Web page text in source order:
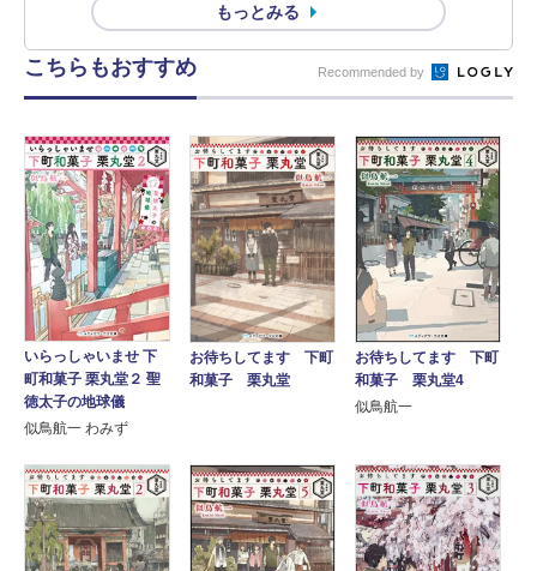
もっとみる
こちらもおすすめ Recommended by
いらっしゃいませ 下
町和菓子 栗丸堂２ 聖
徳太子の地球儀
似鳥航一 わみず
お待ちしてます 下町
和菓子 栗丸堂
お待ちしてます 下町
和菓子 栗丸堂4
似鳥航一